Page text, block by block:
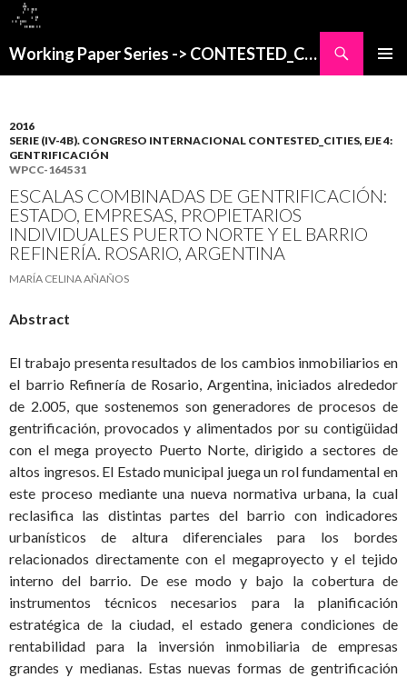
Working Paper Series -> CONTESTED_CITIES
2016
SERIE (IV-4B). CONGRESO INTERNACIONAL CONTESTED_CITIES, EJE 4:
GENTRIFICACIÓN
WPCC-164531
ESCALAS COMBINADAS DE GENTRIFICACIÓN:
ESTADO, EMPRESAS, PROPIETARIOS
INDIVIDUALES PUERTO NORTE Y EL BARRIO
REFINERÍA. ROSARIO, ARGENTINA
MARÍA CELINA AÑAÑOS
Abstract
El trabajo presenta resultados de los cambios inmobiliarios en
el barrio Refinería de Rosario, Argentina, iniciados alrededor
de 2.005, que sostenemos son generadores de procesos de
gentrificación, provocados y alimentados por su contigüidad
con el mega proyecto Puerto Norte, dirigido a sectores de
altos ingresos. El Estado municipal juega un rol fundamental en
este proceso mediante una nueva normativa urbana, la cual
reclasifica las distintas partes del barrio con indicadores
urbanísticos de altura diferenciales para los bordes
relacionados directamente con el megaproyecto y el tejido
interno del barrio. De ese modo y bajo la cobertura de
instrumentos técnicos necesarios para la planificación
estratégica de la ciudad, el estado genera condiciones de
rentabilidad para la inversión inmobiliaria de empresas
grandes y medianas. Estas nuevas formas de gentrificación